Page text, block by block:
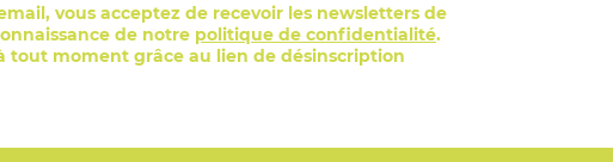
vous acceptez de recevoir les newsletters de
de notre politique de confidentialité.
tout moment grâce au lien de désinscription